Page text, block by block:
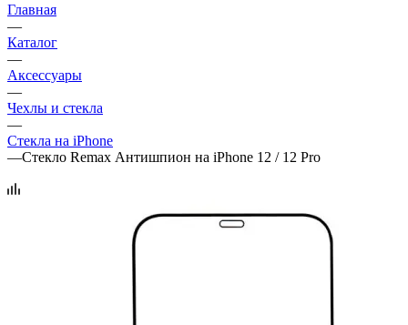
Главная
—
Каталог
—
Аксессуары
—
Чехлы и стекла
—
Стекла на iPhone
—Стекло Remax Антишпион на iPhone 12 / 12 Pro